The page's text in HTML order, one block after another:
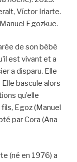
Víctor Iriarte.
Egozkue.
de son bébé
est vivant et a
a disparu. Elle
bascule alors
qu’elle
Egoz (Manuel
par Cora (Ana
(né en 1976) a